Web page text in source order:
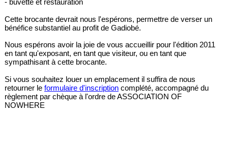
Cette brocante devrait nous l'espérons, permettre de verser un
bénéfice substantiel au profit de Gadiobé.
Nous espérons avoir la joie de vous accueillir pour l'édition 2011
en tant qu'exposant, en tant que visiteur, ou en tant que
sympathisant à cette brocante.
Si vous souhaitez louer un emplacement il suffira de nous
retourner le formulaire d'inscription complété, accompagné du
règlement par chèque à l'ordre de ASSOCIATION OF
NOWHERE